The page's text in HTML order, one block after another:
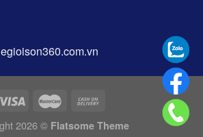
2026 © Flatsome Theme